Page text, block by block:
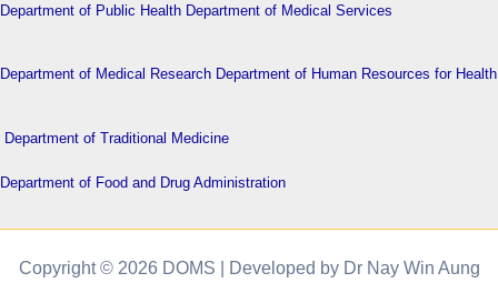
Department of Public Health Department of Medical Services
Department of Medical Research Department of Human Resources for Health
Department of Traditional Medicine
Department of Food and Drug Administration
Copyright © 2026 DOMS | Developed by Dr Nay Win Aung